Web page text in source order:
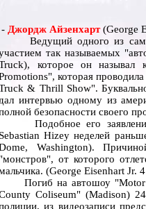
- Джордж Айзенхарт(George
Ведущий одного из самых
так называемых
которое он называл
которая
& Thrill Show".
дал интервью одному из
безопасности своего
Подобное его заявление
Sebastian Hizey неделей
Washington).
"монстров", от которого
(George Eisenhart Jr.
Погиб на автошоу "Motor
Coliseum" (Madison)
из видеозаписи